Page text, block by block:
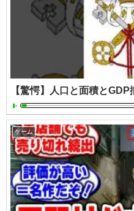
【驚愕】人口と面積と
ゲーム